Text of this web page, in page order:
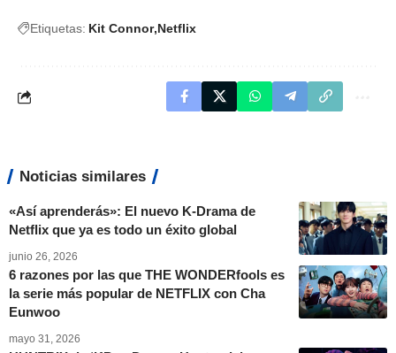
Etiquetas: Kit Connor Netflix
Noticias similares
«Así aprenderás»: El nuevo K-Drama de
Netflix que ya es todo un éxito global
junio 26, 2026
6 razones por las que THE WONDERfools es
la serie más popular de NETFLIX con Cha
Eunwoo
mayo 31, 2026